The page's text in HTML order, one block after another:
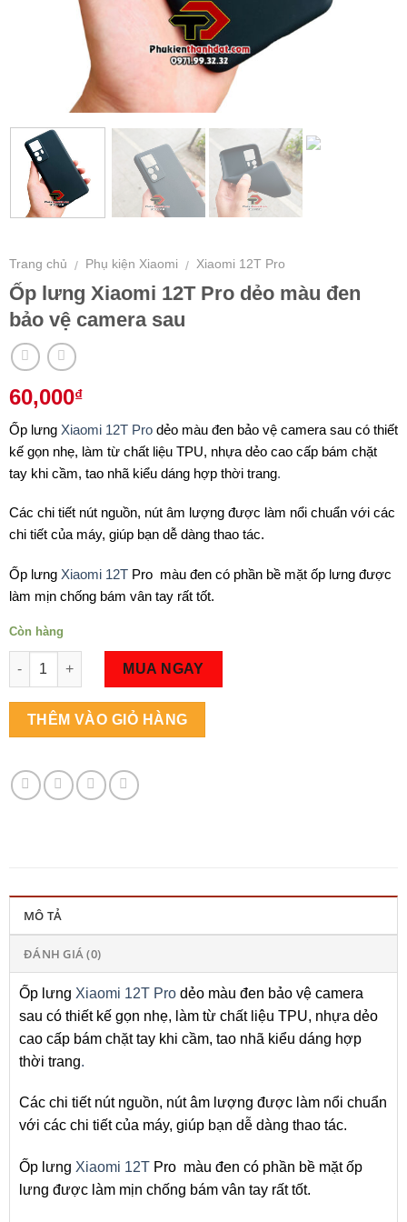
Trang chủ / Phụ kiện Xiaomi / Xiaomi 12T Pro
Ốp lưng Xiaomi 12T Pro dẻo màu đen
bảo vệ camera sau
60,000₫
Ốp lưng Xiaomi 12T Pro dẻo màu đen bảo vệ camera sau có thiết
kế gọn nhẹ, làm từ chất liệu TPU, nhựa dẻo cao cấp bám chặt
tay khi cầm, tao nhã kiểu dáng hợp thời trang.
Các chi tiết nút nguồn, nút âm lượng được làm nổi chuẩn với các
chi tiết của máy, giúp bạn dễ dàng thao tác.
Ốp lưng Xiaomi 12T Pro màu đen có phần bề mặt ốp lưng được
làm mịn chống bám vân tay rất tốt.
Còn hàng
Số lượng
MUA NGAY
THÊM VÀO GIỎ HÀNG
MÔ TẢ
ĐÁNH GIÁ (0)
Ốp lưng Xiaomi 12T Pro dẻo màu đen bảo vệ camera
sau có thiết kế gọn nhẹ, làm từ chất liệu TPU, nhựa dẻo
cao cấp bám chặt tay khi cầm, tao nhã kiểu dáng hợp
thời trang.
Các chi tiết nút nguồn, nút âm lượng được làm nổi chuẩn
với các chi tiết của máy, giúp bạn dễ dàng thao tác.
Ốp lưng Xiaomi 12T Pro màu đen có phần bề mặt ốp
lưng được làm mịn chống bám vân tay rất tốt.